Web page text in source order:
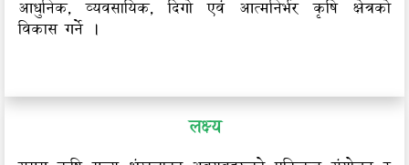
आधुनिक, व्यवसायिक, दिगो एवं आत्मनिर्भर कृषि क्षेत्रको
विकास गर्ने ।
लक्ष्य